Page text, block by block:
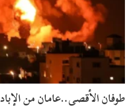
طوفان الأقصى..عامان من